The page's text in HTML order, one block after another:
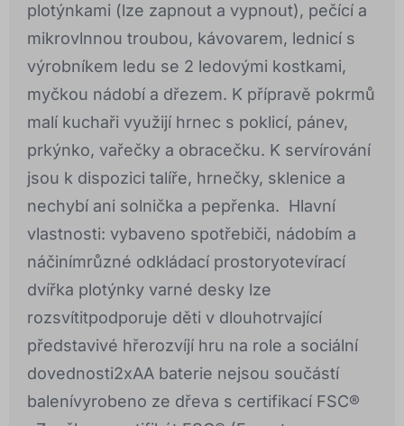
plotýnkami (lze zapnout a vypnout), pečící a
mikrovlnnou troubou, kávovarem, lednicí s
výrobníkem ledu se 2 ledovými kostkami,
myčkou nádobí a dřezem. K přípravě pokrmů
malí kuchaři využijí hrnec s poklicí, pánev,
prkýnko, vařečky a obracečku. K servírování
jsou k dispozici talíře, hrnečky, sklenice a
nechybí ani solnička a pepřenka. Hlavní
vlastnosti: vybaveno spotřebiči, nádobím a
náčinímrůzné odkládací prostoryotevírací
dvířka plotýnky varné desky lze
rozsvítitpodporuje děti v dlouhotrvající
představivé hřerozvíjí hru na role a sociální
dovednosti2xAA baterie nejsou součástí
balenívyrobeno ze dřeva s certifikací FSC®